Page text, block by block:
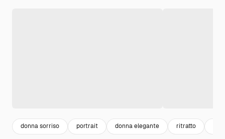
donna sorriso portrait donna elegante ritratto